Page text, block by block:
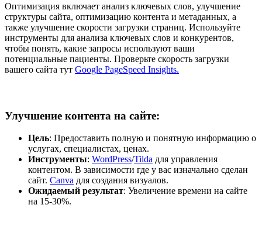
Оптимизация включает анализ ключевых слов, улучшение
структуры сайта, оптимизацию контента и метаданных, а
также улучшение скорости загрузки страниц. Используйте
инструменты для анализа ключевых слов и конкурентов,
чтобы понять, какие запросы используют ваши
потенциальные пациенты. Проверьте скорость загрузки
вашего сайта тут Google PageSpeed Insights.
Улучшение контента на сайте:
Цель: Предоставить полную и понятную информацию о
услугах, специалистах, ценах.
Инструменты: WordPress/Tilda для управления
контентом. В зависимости где у вас изначально сделан
сайт. Canva для создания визуалов.
Ожидаемый результат: Увеличение времени на сайте
на 15-30%.